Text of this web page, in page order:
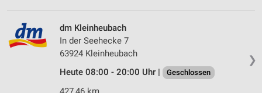
❯
dm Kleinheubach
In der Seehecke 7
63924 Kleinheubach
Heute 08:00 - 20:00 Uhr |
Geschlossen